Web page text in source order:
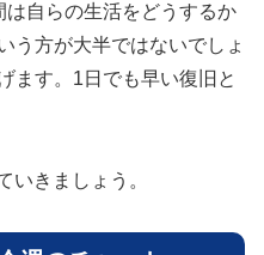
自らの生活をどうするか
う方が大半ではないでしょ
ます。1日でも早い復旧と
いきましょう。